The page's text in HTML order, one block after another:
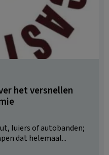
het versnellen
luiers of autobanden;
dat helemaal...